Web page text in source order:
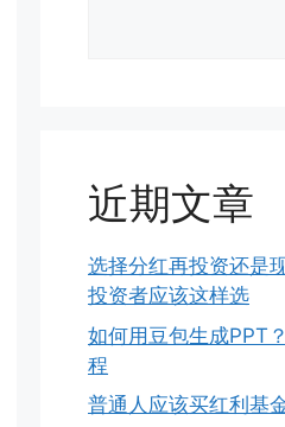
近期文章
选择分红再投资还是
投资者应该这样选
如何用豆包生成PPT
程
普通人应该买红利基